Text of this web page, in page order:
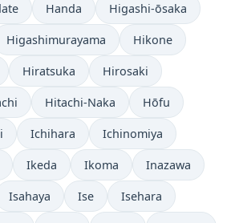
Handa Higashi-ōsaka
Higashimurayama Hikone
Hiratsuka Hirosaki
Hitachi-Naka Hōfu
Ichihara Ichinomiya
Ikeda Ikoma Inazawa
Isahaya Ise Isehara